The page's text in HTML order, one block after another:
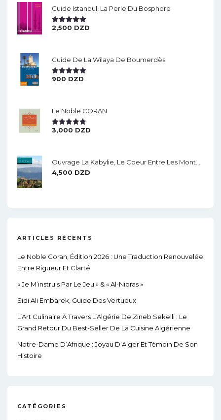
Guide Istanbul, La Perle Du Bosphore
Note5.00
2,500 DZD
Guide De La Wilaya De Boumerdès
Note
5.00
900 DZD
Le Noble CORAN
Note5.00
3,000 DZD
4,500 DZD
ARTICLES RÉCENTS
Le Noble Coran, Édition 2026 : Une Traduction Renouvelée
Entre Rigueur Et Clarté
« Je M’instruis Par Le Jeu » & « Al-Nibras »
Sidi Ali Embarek, Guide Des Vertueux
L’Art Culinaire À Travers L’Algérie De Zineb Sekelli : Le
Grand Retour Du Best-Seller De La Cuisine Algérienne
Notre-Dame D’Afrique : Joyau D’Alger Et Témoin De Son
Histoire
CATÉGORIES